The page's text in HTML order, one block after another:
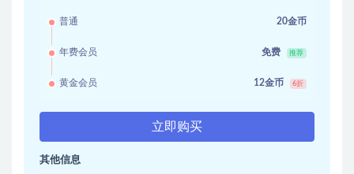
普通 20金币
年费会员 免费 推荐
黄金会员 12金币 6折
立即购买
其他信息